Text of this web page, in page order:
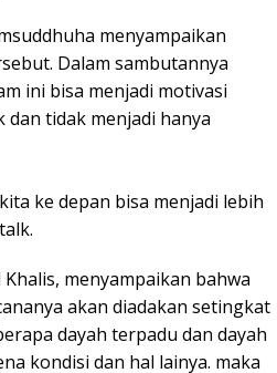
menyampaikan
Dalam sambutannya
ini bisa menjadi motivasi
tidak menjadi hanya
ke depan bisa menjadi lebih
menyampaikan bahwa
akan diadakan setingkat
dayah terpadu dan dayah
kondisi dan hal lainya. maka